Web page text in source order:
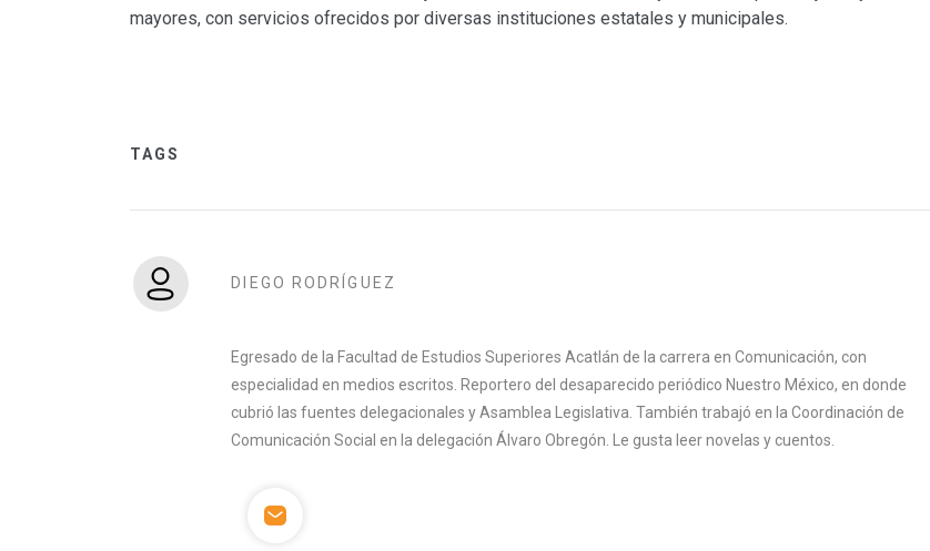
mayores, con servicios ofrecidos por diversas instituciones estatales y municipales.
TAGS
DIEGO RODRÍGUEZ
Egresado de la Facultad de Estudios Superiores Acatlán de la carrera en Comunicación, con
especialidad en medios escritos. Reportero del desaparecido periódico Nuestro México, en donde
cubrió las fuentes delegacionales y Asamblea Legislativa. También trabajó en la Coordinación de
Comunicación Social en la delegación Álvaro Obregón. Le gusta leer novelas y cuentos.